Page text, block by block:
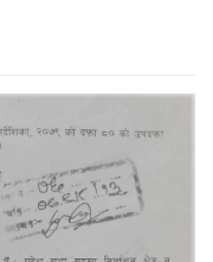
क्षेत्रको बस्ती जोखिममा